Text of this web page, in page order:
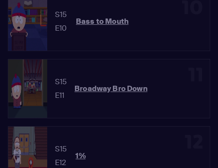
S15
E10
Bass to Mouth
S15
E11
Broadway Bro Down
S15
E12
1%